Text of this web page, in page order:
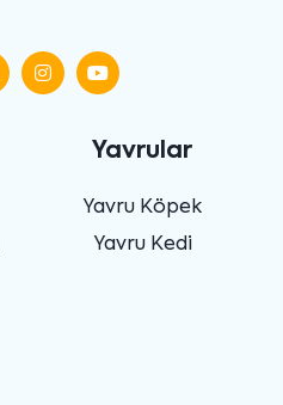
Yavrular
Yavru Köpek
Yavru Kedi